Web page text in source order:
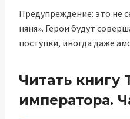
Предупреждение: это не
няня». Герои будут
поступки, иногда даже
Читать книгу
императора.